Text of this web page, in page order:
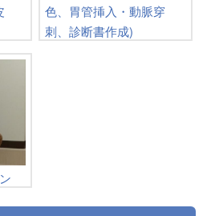
色、胃管挿入・動脈穿
刺、診断書作成)